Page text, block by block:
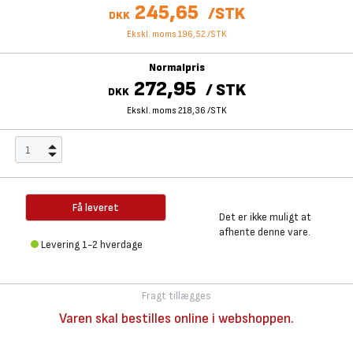
DKK 245,65 /STK
Ekskl. moms 196,52 /STK
Normalpris
DKK 272,95 / STK
Ekskl. moms 218,36 /STK
Få leveret
Levering 1-2 hverdage
Det er ikke muligt at
afhente denne vare.
Fragt tillægges
Varen skal bestilles online i webshoppen.